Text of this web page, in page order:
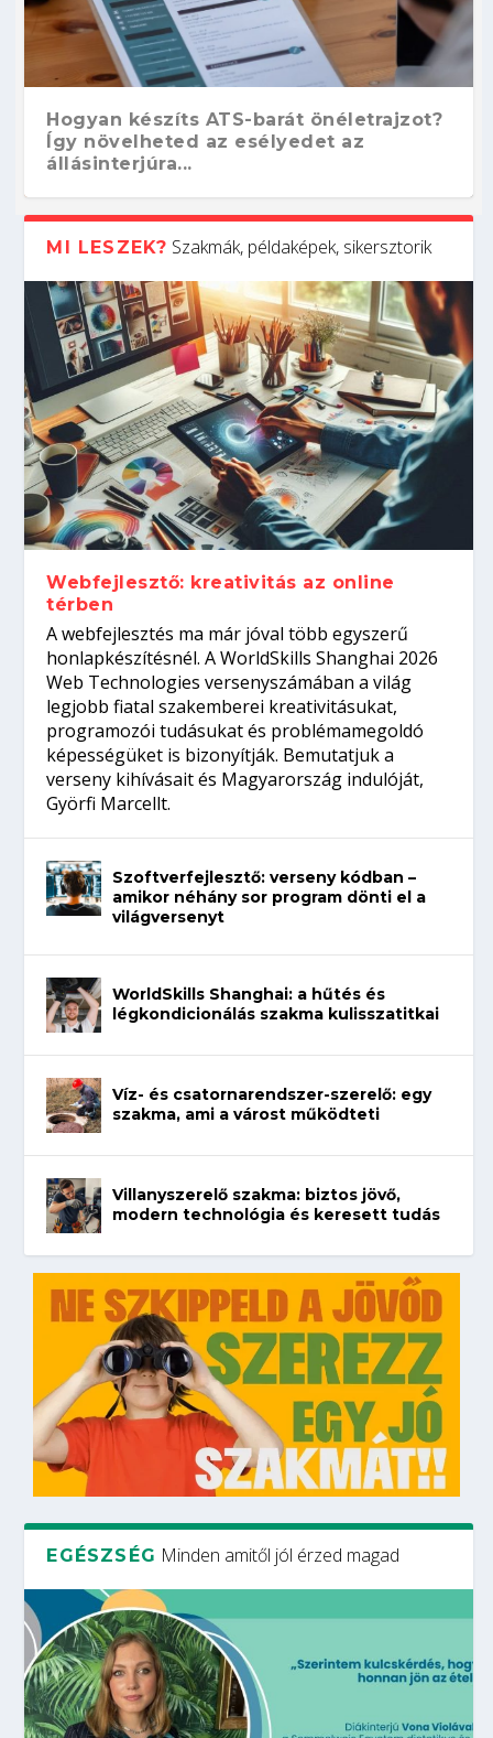
Hogyan készíts ATS-barát önéletrajzot?
Így növelheted az esélyedet az
állásinterjúra...
Kitalálod, mire használják ezeket a
gépeket?
Nem sikerült az egyetemi felvételi?
Tanulj szakmát!
Szoftverfejlesztő: verseny kódban –
amikor néhány sor program dönti el a
világversenyt...
Digitális detox – hogyan kapcsolódj ki
telefon nélkül?
MI LESZEK? Szakmák, példaképek, sikersztorik
Webfejlesztő: kreativitás az online
térben
A webfejlesztés ma már jóval több egyszerű
honlapkészítésnél. A WorldSkills Shanghai 2026
Web Technologies versenyszámában a világ
legjobb fiatal szakemberei kreativitásukat,
programozói tudásukat és problémamegoldó
képességüket is bizonyítják. Bemutatjuk a
verseny kihívásait és Magyarország indulóját,
Györfi Marcellt.
Szoftverfejlesztő: verseny kódban –
amikor néhány sor program dönti el a
világversenyt
WorldSkills Shanghai: a hűtés és
légkondicionálás szakma kulisszatitkai
Víz- és csatornarendszer-szerelő: egy
szakma, ami a várost működteti
Villanyszerelő szakma: biztos jövő,
modern technológia és keresett tudás
EGÉSZSÉG Minden amitől jól érzed magad